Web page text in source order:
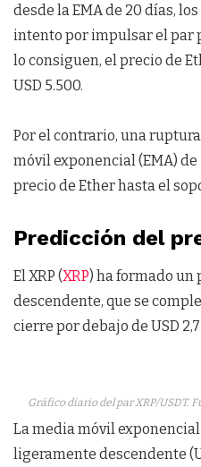
desde la EMA de 20 días,
intento por impulsar el par
lo consiguen, el precio de
USD 5.500.
Por el contrario, una
móvil exponencial (EMA)
precio de Ether hasta el
Predicción del
El XRP (XRP) ha formado
descendente, que se
cierre por debajo de USD
Gráfico diario del par XRP/USDT.
La media móvil exponencial
ligeramente descendente